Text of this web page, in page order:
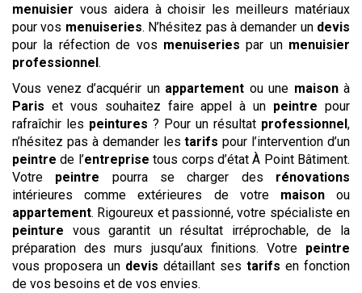
menuisier vous aidera à choisir les meilleurs matériaux
pour vos menuiseries. N’hésitez pas à demander un devis
pour la réfection de vos menuiseries par un menuisier
professionnel.
Vous venez d’acquérir un appartement ou une maisonà
Paris et vous souhaitez faire appel à un peintre pour
rafraîchir les peintures ? Pour un résultat professionnel,
n’hésitez pas à demander lestarifs pour l’intervention d’un
peintre de l’entreprise tous corps d’état À Point Bâtiment.
Votre peintre pourra se charger des rénovations
intérieures comme extérieures de votre maisonou
appartement. Rigoureux et passionné, votre spécialiste en
peinture vous garantit un résultat irréprochable, de la
préparation des murs jusqu’aux finitions. Votre peintre
vous proposera un devis détaillant ses tarifs en fonction
de vos besoins et de vos envies.